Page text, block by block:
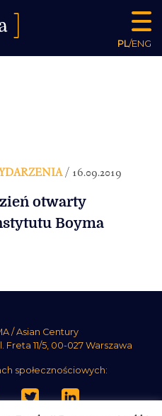
PL/ENG
/ 16.09.2019
otwarty
Boyma
/ Asian Century
11/5, 00-027 Warszawa
społecznościowych: